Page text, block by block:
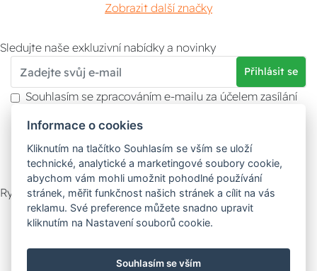
Zobrazit další značky
Sledujte naše exkluzivní nabídky a novinky
Přihlásit se
Souhlasím se zpracováním e-mailu za účelem zasílání
Více informací naleznete v
údajů . Souhlas můžete kdykoliv odvolat.
Rychlý kontakt
Zákaznický servis Vyzvednutí zboží
Informace o cookies
Kliknutím na tlačítko Souhlasím se vším se uloží
technické, analytické a marketingové soubory cookie,
abychom vám mohli umožnit pohodlné používání
stránek, měřit funkčnost našich stránek a cílit na vás
reklamu. Své preference můžete snadno upravit
kliknutím na Nastavení souborů cookie.
Souhlasím se vším